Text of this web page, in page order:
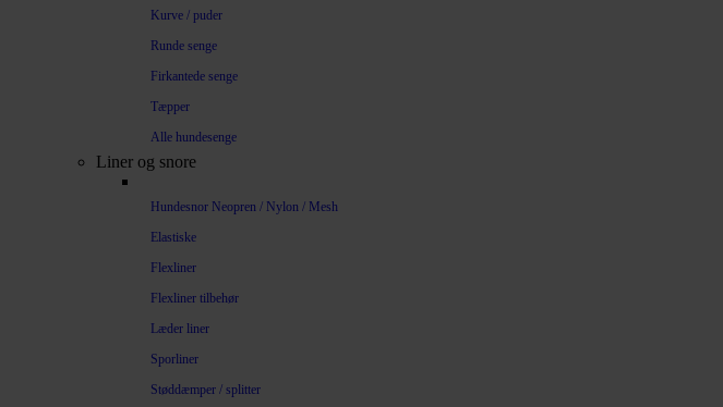
Kurve / puder
Runde senge
Firkantede senge
Tæpper
Alle hundesenge
Liner og snore
Hundesnor Neopren / Nylon / Mesh
Elastiske
Flexliner
Flexliner tilbehør
Læder liner
Sporliner
Støddæmper / splitter